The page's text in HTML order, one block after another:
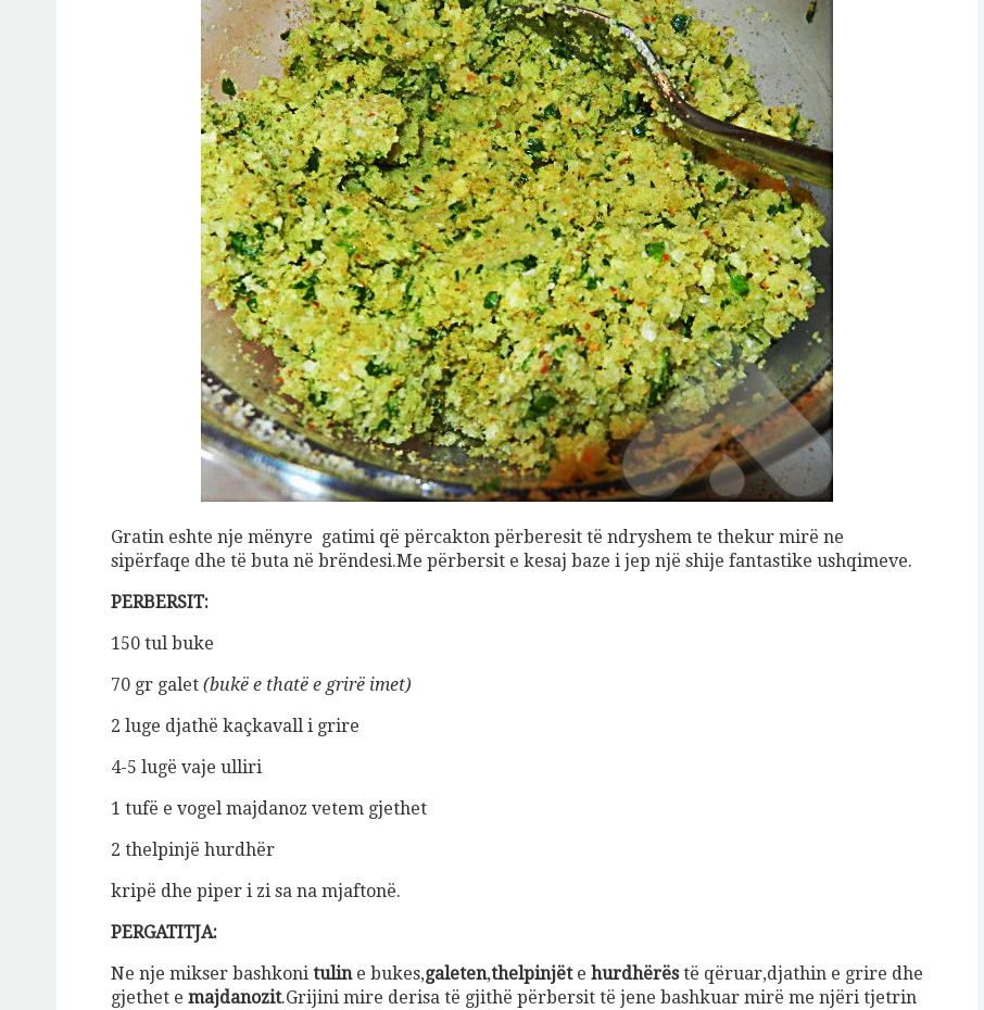
Gratin eshte nje mënyre gatimi që përcakton përberesit të ndryshem te thekur mirë ne
sipërfaqe dhe të buta në brëndesi.Me përbersit e kesaj baze i jep një shije fantastike ushqimeve.
PERBERSIT:
150 tul buke
70 gr galet (bukë e thatë e grirë imet)
2 luge djathë kaçkavall i grire
4-5 lugë vaje ulliri
1 tufë e vogel majdanoz vetem gjethet
2 thelpinjë hurdhër
kripë dhe piper i zi sa na mjaftonë.
PERGATITJA:
Ne nje mikser bashkoni tuline bukes,galeten,thelpinjëte hurdhërëstë qëruar,djathin e grire dhe
gjethet e majdanozit.Grijini mire derisa të gjithë përbersit të jene bashkuar mirë me njëri tjetrin
Jeto Dashuro Ushqehu
10€
Gift Card 3 mujore per Patologji
70
Add to cart